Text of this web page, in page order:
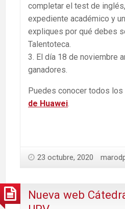
completar el test de
expediente académico y
expliques por qué debes
Talentoteca.
3. El día 18 de noviembre
ganadores.
Puedes conocer todos
de Huawei.
23 octubre, 2020
Nueva web